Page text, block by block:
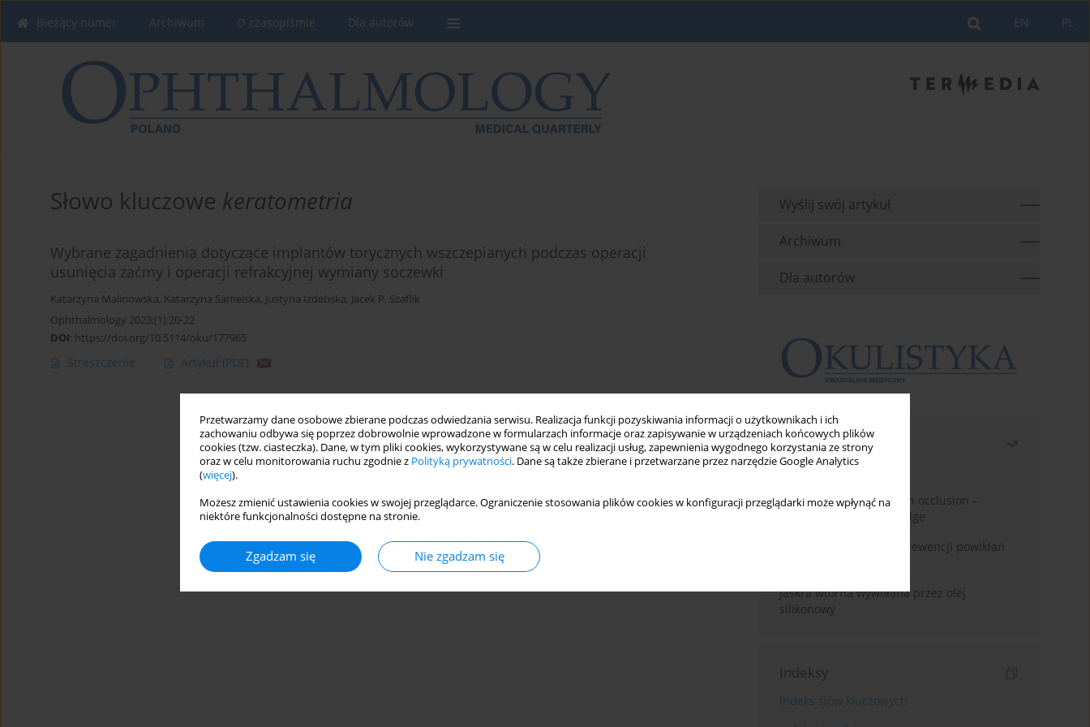
Przetwarzamy dane osobowe zbierane podczas odwiedzania serwisu. Realizacja funkcji pozyskiwania informacji o użytkownikach i ich
zachowaniu odbywa się poprzez dobrowolnie wprowadzone w formularzach informacje oraz zapisywanie w urządzeniach końcowych plików
cookies (tzw. ciasteczka). Dane, w tym pliki cookies, wykorzystywane są w celu realizacji usług, zapewnienia wygodnego korzystania ze strony
oraz w celu monitorowania ruchu zgodnie z Polityką prywatności. Dane są także zbierane i przetwarzane przez narzędzie Google Analytics
(więcej).
Możesz zmienić ustawienia cookies w swojej przeglądarce. Ograniczenie stosowania plików cookies w konfiguracji przeglądarki może wpłynąć na
niektóre funkcjonalności dostępne na stronie.
Zgadzam się Nie zgadzam się
PL
EN
Bieżący numer Archiwum O czasopiśmie Dla autorów
Słowo kluczowe keratometria
Wybrane zagadnienia dotyczące implantów torycznych wszczepianych podczas operacji
usunięcia zaćmy i operacji refrakcyjnej wymiany soczewki
Katarzyna Malinowska, Katarzyna Samelska, Justyna Izdebska, Jacek P. Szaflik
Ophthalmology 2023;(1):20-22
DOI: https://doi.org/10.5114/oku/177965
Streszczenie Artykuł (PDF)
Wyślij swój artykuł
Archiwum
Dla autorów
Najczęściej czytane
Miesiąc
Rok
Treatment of retinal vein occlusion –
current state of knowledge
Kwas alfa-liponowy w prewencji powikłań
Jaskra wtórna wywołana przez olej
silikonowy
Indeksy
Indeks słów kluczowych